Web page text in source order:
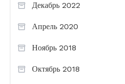
Декабрь 2022
Апрель 2020
Ноябрь 2018
Октябрь 2018